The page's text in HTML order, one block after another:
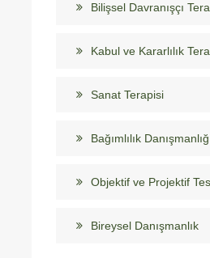
Bilişsel Davranışçı
Kabul ve Kararlılık
Sanat Terapisi
Bağımlılık
Objektif ve Projektif
Bireysel Danışmanlık